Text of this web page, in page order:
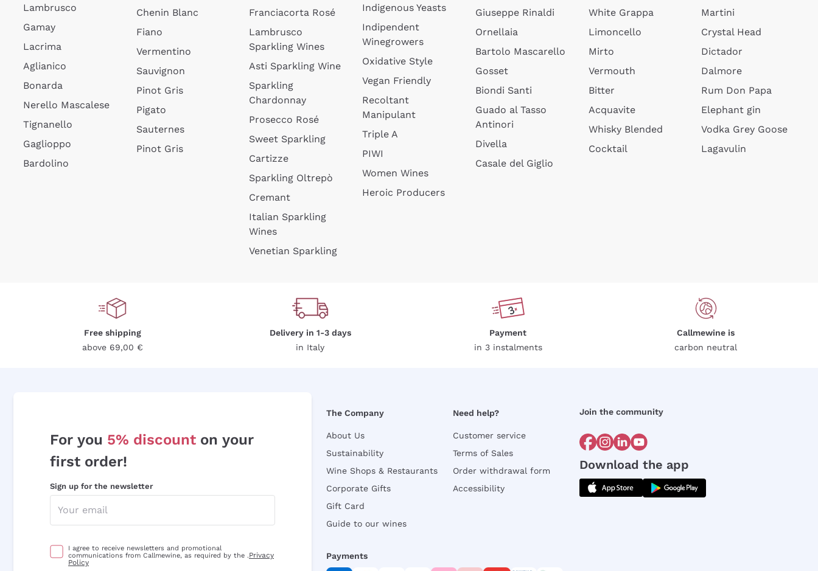
Lambrusco
Gamay
Lacrima
Aglianico
Bonarda
Nerello Mascalese
Tignanello
Gaglioppo
Bardolino
Chenin Blanc
Fiano
Vermentino
Sauvignon
Pinot Gris
Pigato
Sauternes
Pinot Gris
Franciacorta Rosé
Lambrusco
Sparkling Wines
Asti Sparkling Wine
Sparkling
Chardonnay
Prosecco Rosé
Sweet Sparkling
Cartizze
Sparkling Oltrepò
Cremant
Italian Sparkling
Wines
Venetian Sparkling
Indigenous Yeasts
Indipendent
Winegrowers
Oxidative Style
Vegan Friendly
Recoltant
Manipulant
Triple A
PIWI
Women Wines
Heroic Producers
Giuseppe Rinaldi
Ornellaia
Bartolo Mascarello
Gosset
Biondi Santi
Guado al Tasso
Antinori
Divella
Casale del Giglio
White Grappa
Limoncello
Mirto
Vermouth
Bitter
Acquavite
Whisky Blended
Cocktail
Martini
Crystal Head
Dictador
Dalmore
Rum Don Papa
Elephant gin
Vodka Grey Goose
Lagavulin
Free shipping
above 69,00 €
Delivery in 1-3 days
in Italy
Payment
in 3 instalments
Callmewine is
carbon neutral
For you 5% discount on your
first order!
Sign up for the newsletter
I agree to receive newsletters and promotional
communications from Callmewine, as required by the .Privacy
Policy
The Company
About Us
Sustainability
Wine Shops & Restaurants
Corporate Gifts
Gift Card
Guide to our wines
Need help?
Customer service
Terms of Sales
Order withdrawal form
Accessibility
Join the community
Download the app
Payments